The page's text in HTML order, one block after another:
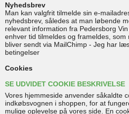
Nyhedsbrev
Man kan valgfrit tilmelde sin e-
nyhedsbrev, således at man løbende
relevant information fra Pedersborg
enhver tid tilmeldes og frameldes, som
bliver sendt via MailChimp - Jeg har
betingelser
Cookies
SE UDVIDET COOKIE BESKRIVELSE
Vores hjemmeside anvender såkaldte
indkøbsvognen i shoppen, for at
mulige oplevelse på vores side. En